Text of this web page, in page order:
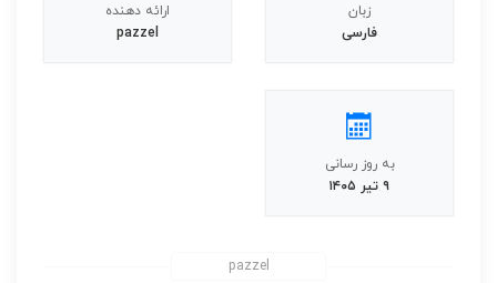
زبان
فارسی
ارائه دهنده
pazzel
به روز رسانی
۹ تیر ۱۴۰۵
pazzel